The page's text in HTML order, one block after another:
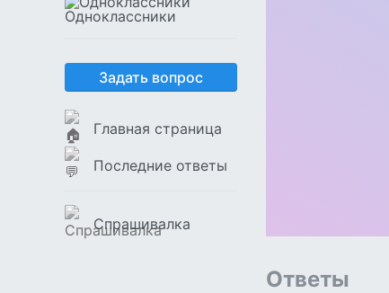
Одноклассники
Задать вопрос
Главная страница
Последние ответы
Спрашивалка
Ответы